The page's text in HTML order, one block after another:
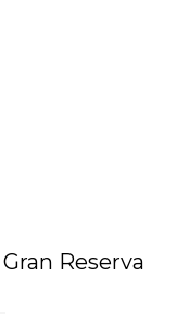
Reserva